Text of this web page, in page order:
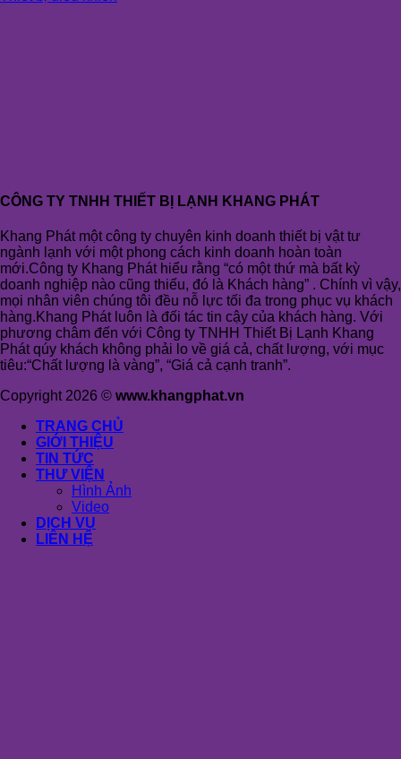
CÔNG TY TNHH THIẾT BỊ LẠNH KHANG PHÁT
Khang Phát một công ty chuyên kinh doanh thiết bị vật tư
ngành lạnh với một phong cách kinh doanh hoàn toàn
mới.Công ty Khang Phát hiểu rằng “có một thứ mà bất kỳ
doanh nghiệp nào cũng thiếu, đó là Khách hàng” . Chính vì vậy,
mọi nhân viên chúng tôi đều nỗ lực tối đa trong phục vụ khách
hàng.Khang Phát luôn là đối tác tin cậy của khách hàng. Với
phương châm đến với Công ty TNHH Thiết Bị Lạnh Khang
Phát qúy khách không phải lo về giá cả, chất lượng, với mục
tiêu:“Chất lượng là vàng”, “Giá cả cạnh tranh”.
Copyright 2026 © www.khangphat.vn
TRANG CHỦ
GIỚI THIỆU
TIN TỨC
THƯ VIỆN
Hình Ảnh
Video
DỊCH VỤ
LIÊN HỆ